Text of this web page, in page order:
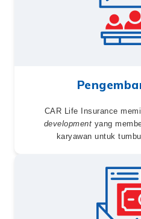
CAR Life Insurance
development yang
karyawan untuk